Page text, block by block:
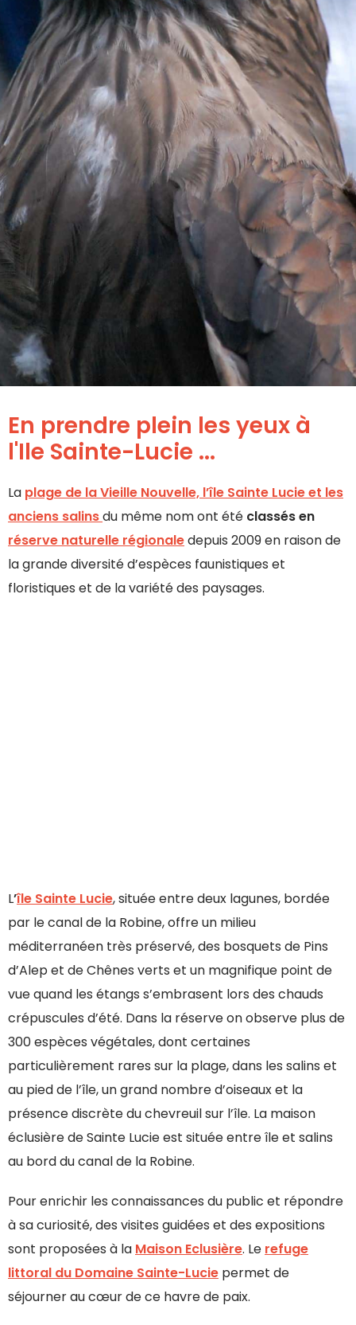
En prendre plein les yeux à
l'Ile Sainte-Lucie ...
La plage de la Vieille Nouvelle, l’île Sainte Lucie et les
anciens salinsdu même nom ont été classés en
réserve naturelle régionaledepuis 2009 en raison de
la grande diversité d’espèces faunistiques et
floristiques et de la variété des paysages.
L’île Sainte Lucie, située entre deux lagunes, bordée
par le canal de la Robine, offre un milieu
méditerranéen très préservé, des bosquets de Pins
d’Alep et de Chênes verts et un magnifique point de
vue quand les étangs s’embrasent lors des chauds
crépuscules d’été. Dans la réserve on observe plus de
300 espèces végétales, dont certaines
particulièrement rares sur la plage, dans les salins et
au pied de l’île, un grand nombre d’oiseaux et la
présence discrète du chevreuil sur l’île. La maison
éclusière de Sainte Lucie est située entre île et salins
au bord du canal de la Robine.
Pour enrichir les connaissances du public et répondre
à sa curiosité, des visites guidées et des expositions
sont proposées à la Maison Eclusière. Le refuge
littoral du Domaine Sainte-Lucie permet de
séjourner au cœur de ce havre de paix.